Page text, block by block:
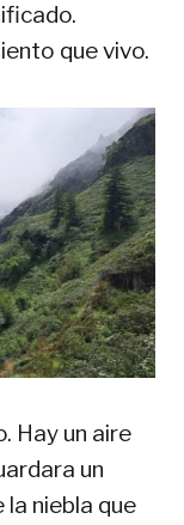
que vivo.
Hay un aire
un
niebla que